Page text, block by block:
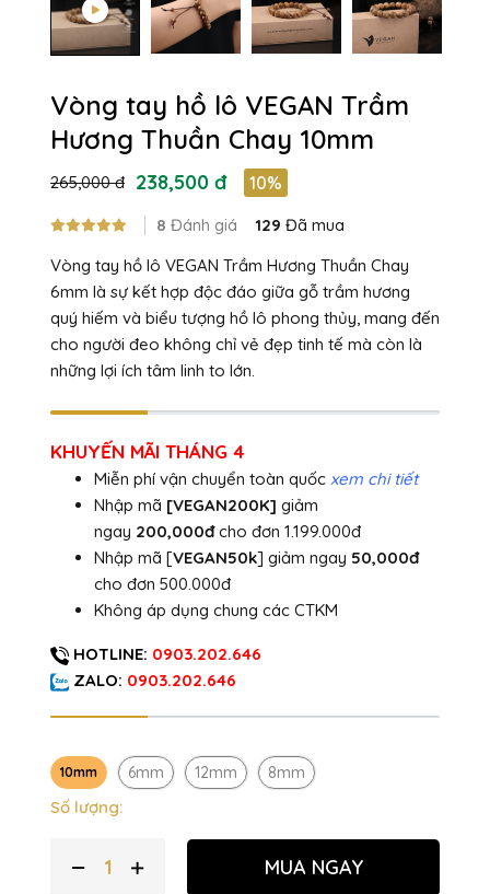
Vòng tay hồ lô VEGAN Trầm
Hương Thuần Chay 10mm
265,000 đ 238,500 đ 10%
8 Đánh giá 129 Đã mua
Vòng tay hồ lô VEGAN Trầm Hương Thuần Chay
6mm là sự kết hợp độc đáo giữa gỗ trầm hương
quý hiếm và biểu tượng hồ lô phong thủy, mang đến
cho người đeo không chỉ vẻ đẹp tinh tế mà còn là
những lợi ích tâm linh to lớn.
KHUYẾN MÃI THÁNG 4
Miễn phí vận chuyển toàn quốc xem chi tiết
Nhập mã [VEGAN200K] giảm
ngay 200,000đcho đơn 1.199.000đ
Nhập mã [VEGAN50k] giảm ngay 50,000đ
cho đơn 500.000đ
Không áp dụng chung các CTKM
HOTLINE: 0903.202.646
ZALO: 0903.202.646
10mm 6mm 12mm 8mm
Số lượng:
MUA NGAY